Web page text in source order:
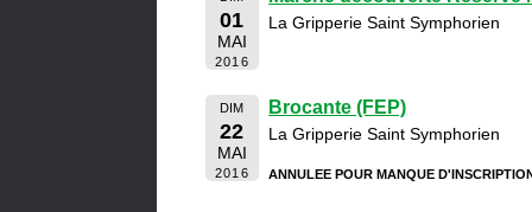
01
MAI
2016
La Gripperie Saint Symphorien
DIM
22
MAI
2016
Brocante (FEP)
La Gripperie Saint Symphorien
ANNULEE POUR MANQUE